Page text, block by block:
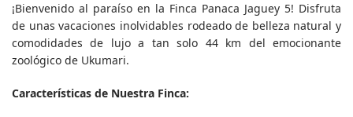
¡Bienvenido al paraíso en la Finca Panaca Jaguey 5! Disfruta
de unas vacaciones inolvidables rodeado de belleza natural y
comodidades de lujo a tan solo 44 km del emocionante
zoológico de Ukumari.
Características de Nuestra Finca: